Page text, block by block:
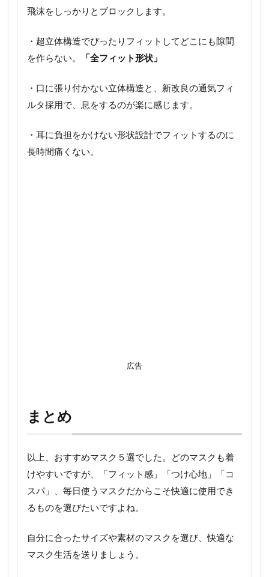
飛沫をしっかりとブロックします。
・超立体構造でぴったりフィットしてどこにも隙間
を作らない。
「全フィット形状」
・口に張り付かない立体構造と、新改良の通気フィ
ルタ採用で、息をするのが楽に感じます。
・耳に負担をかけない形状設計でフィットするのに
長時間痛くない。
広告
まとめ
以上、おすすめマスク５選でした。どのマスクも着
けやすいですが、「フィット感」「つけ心地」「コ
スパ」、毎日使うマスクだからこそ快適に使用でき
るものを選びたいですよね。
自分に合ったサイズや素材のマスクを選び、快適な
マスク生活を送りましょう。